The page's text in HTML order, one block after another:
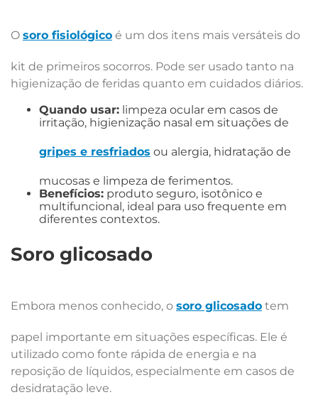
O soro fisiológico é um dos itens mais versáteis do
kit de primeiros socorros. Pode ser usado tanto na
higienização de feridas quanto em cuidados diários.
Quando usar: limpeza ocular em casos de
irritação, higienização nasal em situações de
gripes e resfriados ou alergia, hidratação de
mucosas e limpeza de ferimentos.
Benefícios: produto seguro, isotônico e
multifuncional, ideal para uso frequente em
diferentes contextos.
Soro glicosado
Embora menos conhecido, o soro glicosado tem
papel importante em situações específicas. Ele é
utilizado como fonte rápida de energia e na
reposição de líquidos, especialmente em casos de
desidratação leve.